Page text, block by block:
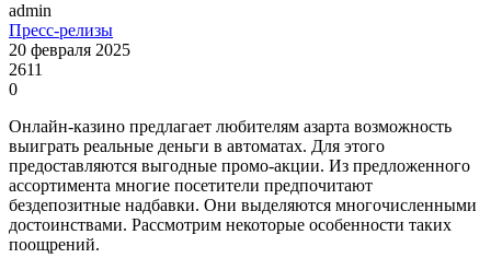
admin
Пресс-релизы
20 февраля 2025
2611
0
Онлайн-казино предлагает любителям азарта возможность
выиграть реальные деньги в автоматах. Для этого
предоставляются выгодные промо-акции. Из предложенного
ассортимента многие посетители предпочитают
бездепозитные надбавки. Они выделяются многочисленными
достоинствами. Рассмотрим некоторые особенности таких
поощрений.